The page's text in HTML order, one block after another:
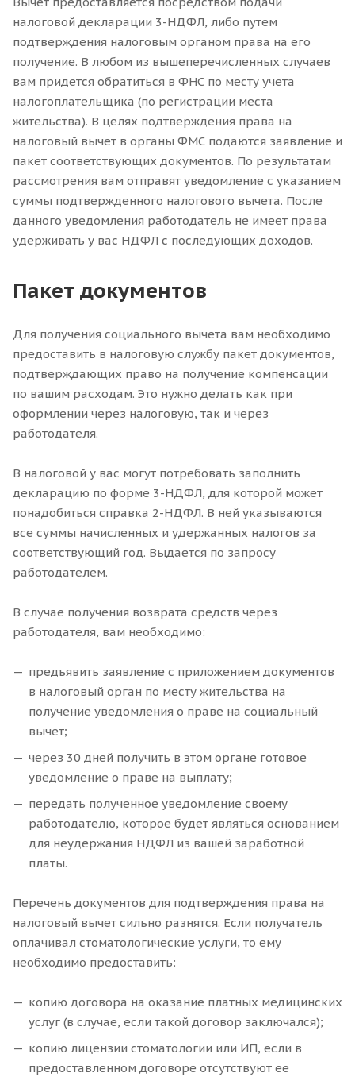
налоговой декларации 3-НДФЛ, либо путем
подтверждения налоговым органом права на его
получение. В любом из вышеперечисленных случаев
вам придется обратиться в ФНС по месту учета
налогоплательщика (по регистрации места
жительства). В целях подтверждения права на
налоговый вычет в органы ФМС подаются заявление и
пакет соответствующих документов. По результатам
рассмотрения вам отправят уведомление с указанием
суммы подтвержденного налогового вычета. После
данного уведомления работодатель не имеет права
удерживать у вас НДФЛ с последующих доходов.
Пакет документов
Для получения социального вычета вам необходимо
предоставить в налоговую службу пакет документов,
подтверждающих право на получение компенсации
по вашим расходам. Это нужно делать как при
оформлении через налоговую, так и через
работодателя.
В налоговой у вас могут потребовать заполнить
декларацию по форме 3-НДФЛ, для которой может
понадобиться справка 2-НДФЛ. В ней указываются
все суммы начисленных и удержанных налогов за
соответствующий год. Выдается по запросу
работодателем.
В случае получения возврата средств через
работодателя, вам необходимо:
предъявить заявление с приложением документов
в налоговый орган по месту жительства на
получение уведомления о праве на социальный
вычет;
через 30 дней получить в этом органе готовое
уведомление о праве на выплату;
передать полученное уведомление своему
работодателю, которое будет являться основанием
для неудержания НДФЛ из вашей заработной
платы.
Перечень документов для подтверждения права на
налоговый вычет сильно разнятся. Если получатель
оплачивал стоматологические услуги, то ему
необходимо предоставить:
копию договора на оказание платных медицинских
услуг (в случае, если такой договор заключался);
копию лицензии стоматологии или ИП, если в
предоставленном договоре отсутствуют ее